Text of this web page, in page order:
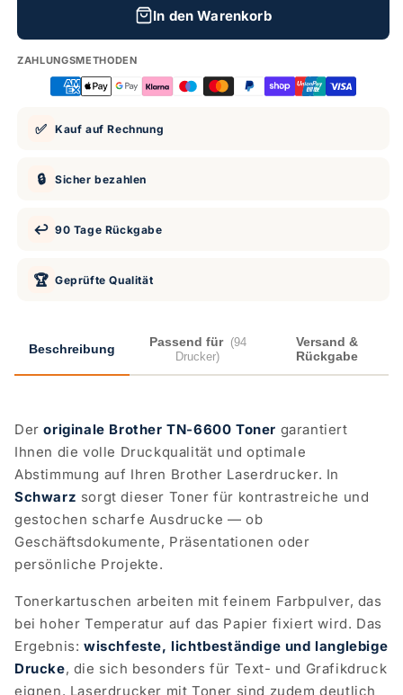
In den Warenkorb
ZAHLUNGSMETHODEN
✅ Kauf auf Rechnung
🔒 Sicher bezahlen
↩️ 90 Tage Rückgabe
🏆 Geprüfte Qualität
Beschreibung Passend für (94
Drucker)
Versand &
Rückgabe
Deroriginale Brother TN-6600 Toner garantiert
Ihnen die volle Druckqualität und optimale
Abstimmung auf Ihren Brother Laserdrucker. In
Schwarz sorgt dieser Toner für kontrastreiche und
gestochen scharfe Ausdrucke — ob
Geschäftsdokumente, Präsentationen oder
persönliche Projekte.
Tonerkartuschen arbeiten mit feinem Farbpulver, das
bei hoher Temperatur auf das Papier fixiert wird. Das
Ergebnis: wischfeste, lichtbeständige und langlebige
Drucke, die sich besonders für Text- und Grafikdruck
eignen. Laserdrucker mit Toner sind zudem deutlich